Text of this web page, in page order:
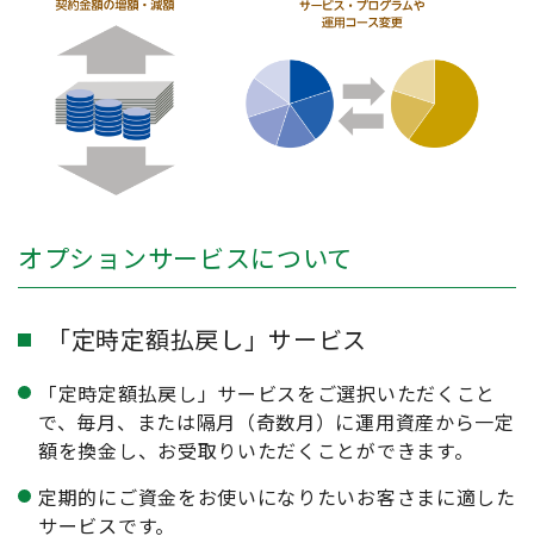
オプションサービスについて
「定時定額払戻し」サービス
「定時定額払戻し」サービスをご選択いただくこと
で、毎月、または隔月（奇数月）に運用資産から一定
額を換金し、お受取りいただくことができます。
定期的にご資金をお使いになりたいお客さまに適した
サービスです。